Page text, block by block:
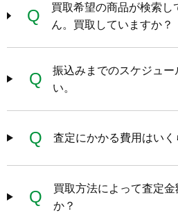
Q
買取希望の商品が検索し
ん。買取していますか？
Q
振込みまでのスケジュー
い。
Q 査定にかかる費用はいく
Q
買取方法によって査定
か？